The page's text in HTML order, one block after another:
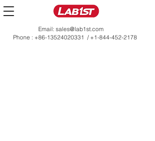
Email: sales@lab1st.com
Phone : +86-13524020331 / +1-844-452-2178